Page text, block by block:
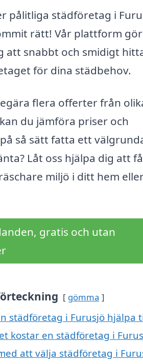
pålitliga städföretag i
rätt! Vår plattform
att snabbt och smidigt
för dina städbehov.
flera offerter från
du jämföra priser och
så sätt fatta ett
Låt oss hjälpa dig att
miljö i ditt hem
gratis och utan
gömma
städföretag i Furusjö hjälpa
kostar en städföretag i
att välja städföretag i